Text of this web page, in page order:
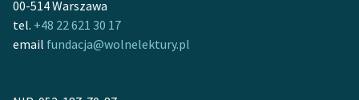
Odkurzamy bohaterów
Szkoła Poezji Wolnych
00-514 Warszawa
tel. +48 22 621 30 17
email fundacja@wolnelektury.pl